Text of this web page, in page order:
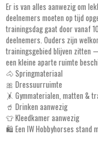
Er is van alles aanwezig om
deelnemers moeten op tijd
trainingsdag gaat door vanaf
deelnemers. Ouders zijn
trainingsgebied blijven zitten
een kleine aparte ruimte
🐴 Springmateriaal
🎀 Dressuurruimte
🤸 Gymmaterialen, matten &
🥤 Drinken aanwezig
👕 Kleedkamer aanwezig
🛍️ Een IW Hobbyhorses stand